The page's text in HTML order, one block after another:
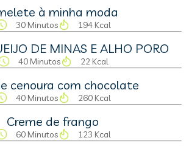
à minha moda
30 Minutos 194 Kcal
DE MINAS E ALHO PORO
40 Minutos 22 Kcal
cenoura com chocolate
40 Minutos 260 Kcal
Creme de frango
60 Minutos 123 Kcal